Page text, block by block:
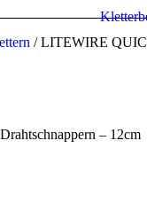
/ LITEWIRE
– 12cm